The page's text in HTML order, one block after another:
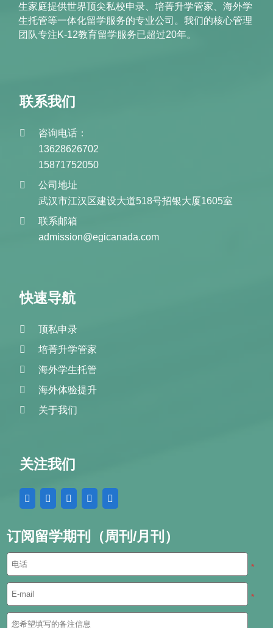
生家庭提供世界顶尖私校申录、培菁升学管家、海外学
生托管等一体化留学服务的专业公司。我们的核心管理
团队专注K-12教育留学服务已超过20年。
联系我们
咨询电话：
13628626702
15871752050
公司地址
武汉市江汉区建设大道518号招银大厦1605室
联系邮箱
admission@egicanada.com
快速导航
顶私申录
培菁升学管家
海外学生托管
海外体验提升
关于我们
关注我们
订阅留学期刊（周刊/月刊）
*
*